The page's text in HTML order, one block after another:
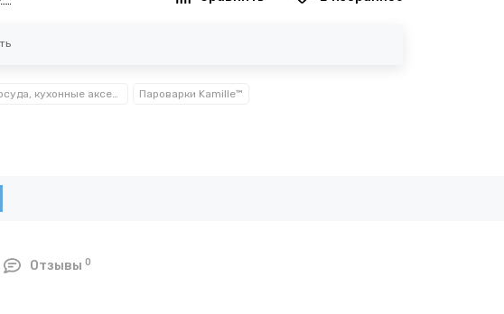
Посуда, кухонные аксессуары и принадлежности TM Kamille TM Ofenbach Пароварки Kamille™
Отзывы 0